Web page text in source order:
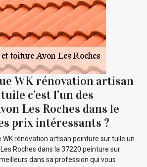
WK rénovation artisan
c’est l’un des
Les Roches dans le
prix intéressants ?
WK rénovation artisan peinture sur tuile un
Roches dans la 37220 peinture sur
dans sa profession qui vous